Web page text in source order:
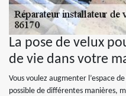
La pose de velux
de vie dans votre
Vous voulez augmenter l’espace
possible de différentes manières,